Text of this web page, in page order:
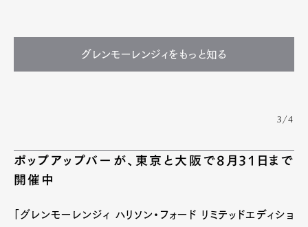
グレンモーレンジィをもっと知る
3/4
ポップアップバーが、東京と大阪で8月31日まで
開催中
「グレンモーレンジィ ハリソン・フォード リミテッドエディショ